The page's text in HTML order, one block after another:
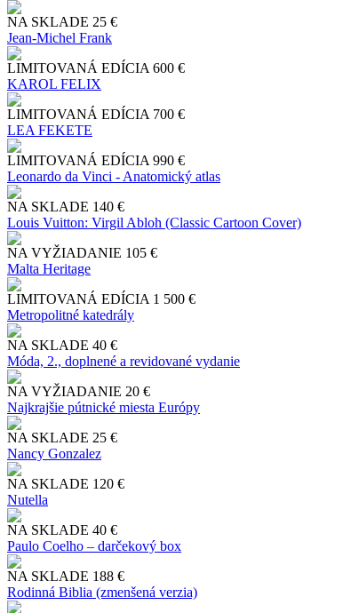
NA SKLADE 25 €
Jean-Michel Frank
LIMITOVANÁ EDÍCIA 600 €
KAROL FELIX
LIMITOVANÁ EDÍCIA 700 €
LEA FEKETE
LIMITOVANÁ EDÍCIA 990 €
Leonardo da Vinci - Anatomický atlas
NA SKLADE 140 €
Louis Vuitton: Virgil Abloh (Classic Cartoon Cover)
NA VYŽIADANIE 105 €
Malta Heritage
LIMITOVANÁ EDÍCIA 1 500 €
Metropolitné katedrály
NA SKLADE 40 €
Móda, 2., doplnené a revidované vydanie
NA VYŽIADANIE 20 €
Najkrajšie pútnické miesta Európy
NA SKLADE 25 €
Nancy Gonzalez
NA SKLADE 120 €
Nutella
NA SKLADE 40 €
Paulo Coelho – darčekový box
NA SKLADE 188 €
Rodinná Biblia (zmenšená verzia)